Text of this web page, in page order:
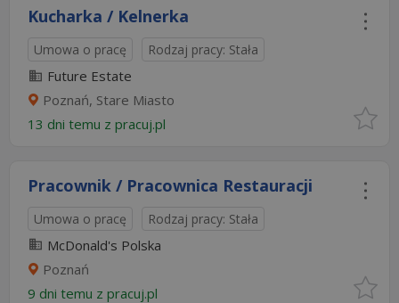
Kucharka / Kelnerka
Umowa o pracę Rodzaj pracy: Stała
Future Estate
Poznań, Stare Miasto
13 dni temu z pracuj.pl
Pracownik / Pracownica Restauracji
Umowa o pracę Rodzaj pracy: Stała
McDonald's Polska
Poznań
9 dni temu z pracuj.pl